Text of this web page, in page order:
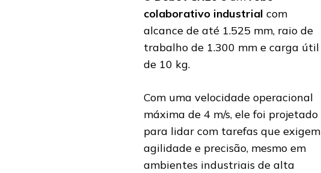
colaborativo industrial com
alcance de até 1.525 mm, raio de
trabalho de 1.300 mm e carga útil
de 10 kg.
Com uma velocidade operacional
máxima de 4 m/s, ele foi projetado
para lidar com tarefas que exigem
agilidade e precisão, mesmo em
ambientes industriais de alta